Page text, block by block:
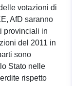
votazioni di
AfD saranno
provinciali in
del 2011 in
sono
Stato nelle
rispetto